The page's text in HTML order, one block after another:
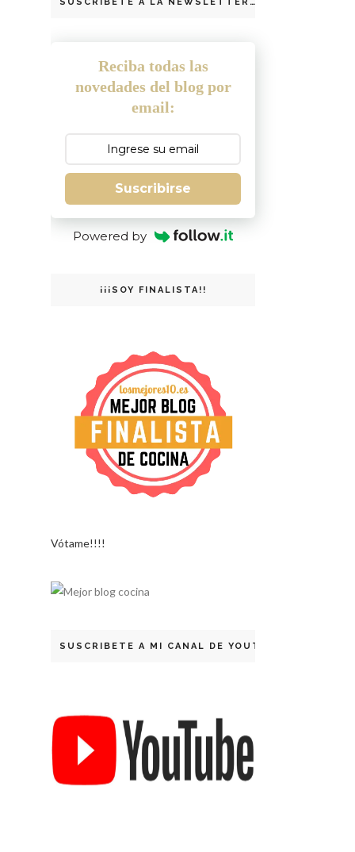
Reciba todas las
novedades del blog por
email:
Suscribirse
Powered by
¡¡¡SOY FINALISTA!!
Vótame!!!!
SUSCRIBETE A MI CANAL DE YOUTUBE